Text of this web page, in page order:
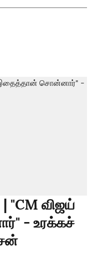
"CM விஜய்
- உரக்கச்